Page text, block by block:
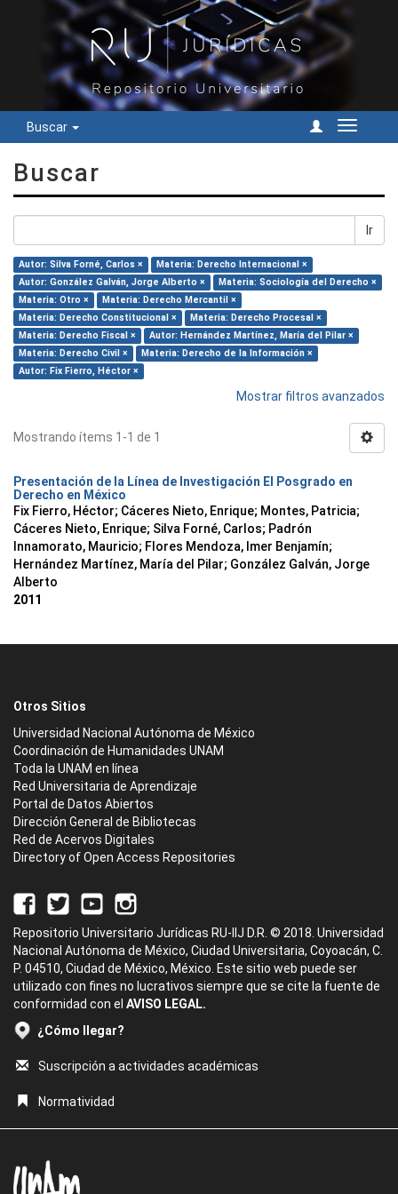
Buscar
Cambiar
Buscar
Ir
Autor: Silva Forné, Carlos ×
Materia: Derecho Internacional ×
Autor: González Galván, Jorge Alberto ×
Materia: Sociología del Derecho ×
Materia: Otro ×
Materia: Derecho Mercantil ×
Materia: Derecho Constitucional ×
Materia: Derecho Procesal ×
Materia: Derecho Fiscal ×
Autor: Hernández Martínez, María del Pilar ×
Materia: Derecho Civil ×
Materia: Derecho de la Información ×
Autor: Fix Fierro, Héctor ×
Mostrar filtros avanzados
Mostrando ítems 1-1 de 1
Presentación de la Línea de Investigación El Posgrado en
Derecho en México
Fix Fierro, Héctor; Cáceres Nieto, Enrique; Montes, Patricia;
Cáceres Nieto, Enrique; Silva Forné, Carlos; Padrón
Innamorato, Mauricio; Flores Mendoza, Imer Benjamín;
Hernández Martínez, María del Pilar; González Galván, Jorge
Alberto
2011
Otros Sitios
Universidad Nacional Autónoma de México
Coordinación de Humanidades UNAM
Toda la UNAM en línea
Red Universitaria de Aprendizaje
Portal de Datos Abiertos
Dirección General de Bibliotecas
Red de Acervos Digitales
Directory of Open Access Repositories
Repositorio Universitario Jurídicas RU-IIJ D.R. © 2018. Universidad
Nacional Autónoma de México, Ciudad Universitaria, Coyoacán, C.
P. 04510, Ciudad de México, México. Este sitio web puede ser
utilizado con fines no lucrativos siempre que se cite la fuente de
conformidad con el AVISO LEGAL.
¿Cómo llegar?
Suscripción a actividades académicas
Normatividad